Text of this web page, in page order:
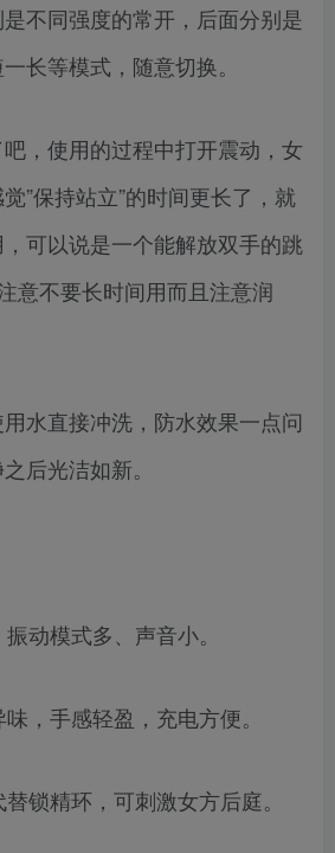
不同强度的常开，后面分别是
长等模式，随意切换。
，使用的过程中打开震动，女
”保持站立”的时间更长了，就
可以说是一个能解放双手的跳
意不要长时间用而且注意润
水直接冲洗，防水效果一点问
后光洁如新。
动模式多、声音小。
，手感轻盈，充电方便。
锁精环，可刺激女方后庭。